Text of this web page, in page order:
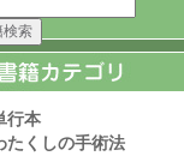
行本
たくしの手術法